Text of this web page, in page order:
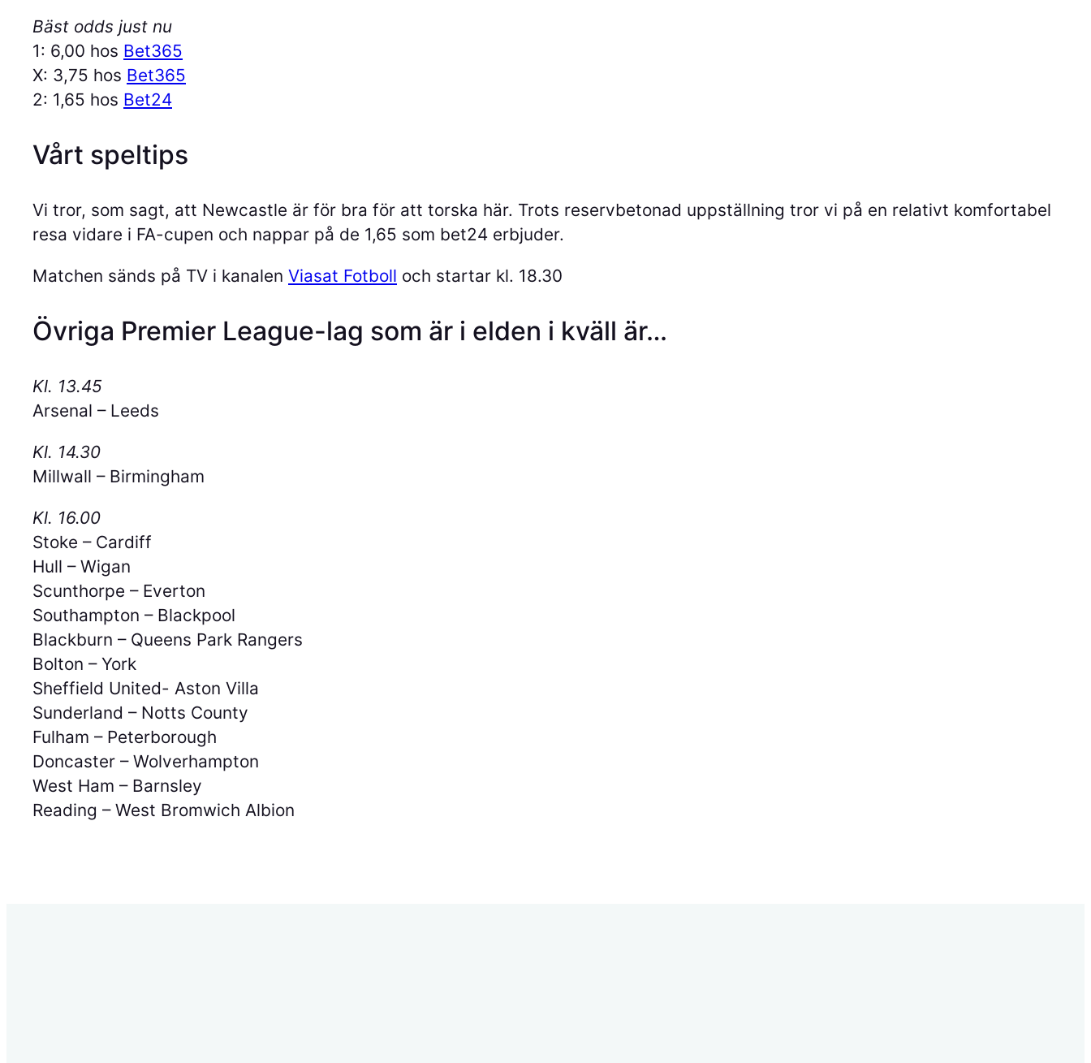
Bäst odds just nu
1: 6,00 hos Bet365
X: 3,75 hos Bet365
2: 1,65 hos Bet24
Vårt speltips
Vi tror, som sagt, att Newcastle är för bra för att torska här. Trots reservbetonad uppställning tror vi på en relativt komfortabel
resa vidare i FA-cupen och nappar på de 1,65 som bet24 erbjuder.
Matchen sänds på TV i kanalen Viasat Fotboll och startar kl. 18.30
Övriga Premier League-lag som är i elden i kväll är…
Kl. 13.45
Arsenal – Leeds
Kl. 14.30
Millwall – Birmingham
Kl. 16.00
Stoke – Cardiff
Hull – Wigan
Scunthorpe – Everton
Southampton – Blackpool
Blackburn – Queens Park Rangers
Bolton – York
Sheffield United- Aston Villa
Sunderland – Notts County
Fulham – Peterborough
Doncaster – Wolverhampton
West Ham – Barnsley
Reading – West Bromwich Albion